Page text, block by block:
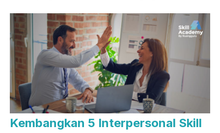
Kembangkan 5 Interpersonal Skill